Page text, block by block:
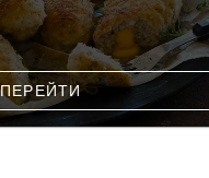
ПЕРЕЙТИ